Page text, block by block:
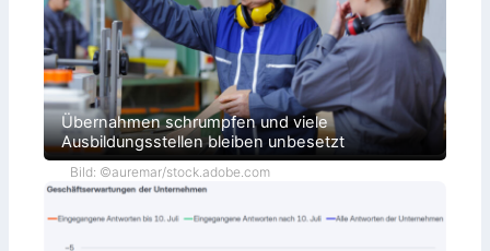
Übernahmen schrumpfen und viele
Ausbildungsstellen bleiben unbesetzt
Bild: ©auremar/stock.adobe.com